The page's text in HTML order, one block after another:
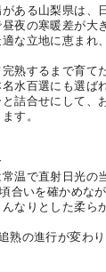
ある山梨県は、
夜の寒暖差が大
な立地に恵まれ
熟するまで育て
水百選にも選ば
詰合せにして、
す。
温で直射日光の
合いを確かめな
なりとした柔ら
熟の進行が変わ
海外
Indonesia